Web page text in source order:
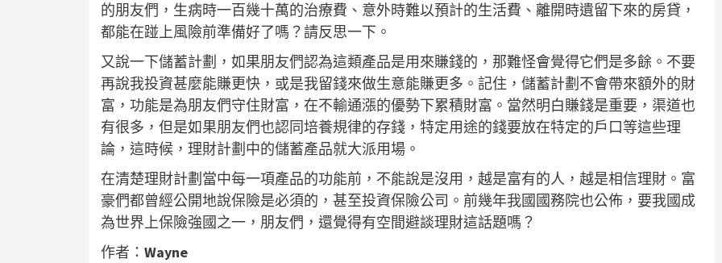
的朋友們，生病時一百幾十萬的治療費、意外時難以預計的生活費、離開時遺留下來的房貸，
都能在踫上風險前準備好了嗎？請反思一下。
又說一下儲蓄計劃，如果朋友們認為這類產品是用來賺錢的，那難怪會覺得它們是多餘。不要
再說我投資甚麼能賺更快，或是我留錢來做生意能賺更多。記住，儲蓄計劃不會帶來額外的財
富，功能是為朋友們守住財富，在不輸通漲的優勢下累積財富。當然明白賺錢是重要，渠道也
有很多，但是如果朋友們也認同培養規律的存錢，特定用途的錢要放在特定的戶口等這些理
論，這時候，理財計劃中的儲蓄產品就大派用場。
在清楚理財計劃當中每一項產品的功能前，不能說是沒用，越是富有的人，越是相信理財。富
豪們都曾經公開地說保險是必須的，甚至投資保險公司。前幾年我國國務院也公佈，要我國成
為世界上保險強國之一，朋友們，還覺得有空間避談理財這話題嗎？
作者： Wayne